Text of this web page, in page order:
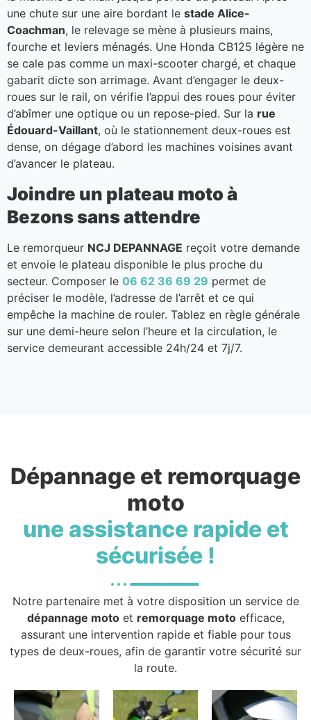
une chute sur une aire bordant le stade Alice-
Coachman, le relevage se mène à plusieurs mains,
fourche et leviers ménagés. Une Honda CB125 légère ne
se cale pas comme un maxi-scooter chargé, et chaque
gabarit dicte son arrimage. Avant d’engager le deux-
roues sur le rail, on vérifie l’appui des roues pour éviter
d’abîmer une optique ou un repose-pied. Sur la rue
Édouard-Vaillant, où le stationnement deux-roues est
dense, on dégage d’abord les machines voisines avant
d’avancer le plateau.
Joindre un plateau moto à
Bezons sans attendre
Le remorqueur NCJ DEPANNAGE reçoit votre demande
et envoie le plateau disponible le plus proche du
secteur. Composer le 06 62 36 69 29 permet de
préciser le modèle, l’adresse de l’arrêt et ce qui
empêche la machine de rouler. Tablez en règle générale
sur une demi-heure selon l’heure et la circulation, le
service demeurant accessible 24h/24 et 7j/7.
Dépannage et remorquage
moto
une assistance rapide et
sécurisée !
Notre partenaire met à votre disposition un service de
dépannage motoet remorquage motoefficace,
assurant une intervention rapide et fiable pour tous
types de deux-roues, afin de garantir votre sécurité sur
la route.